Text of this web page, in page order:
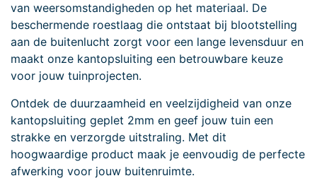
van weersomstandigheden op het materiaal. De
beschermende roestlaag die ontstaat bij blootstelling
aan de buitenlucht zorgt voor een lange levensduur en
maakt onze kantopsluiting een betrouwbare keuze
voor jouw tuinprojecten.
Ontdek de duurzaamheid en veelzijdigheid van onze
kantopsluiting geplet 2mm en geef jouw tuin een
strakke en verzorgde uitstraling. Met dit
hoogwaardige product maak je eenvoudig de perfecte
afwerking voor jouw buitenruimte.